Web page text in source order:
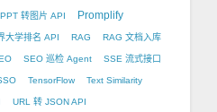
PPT 转图片 API
Promplify
大学排名 API RAG RAG 文档入库
SEO 巡检 Agent SSE 流式接口
TensorFlow Text Similarity
URL 转 JSON API